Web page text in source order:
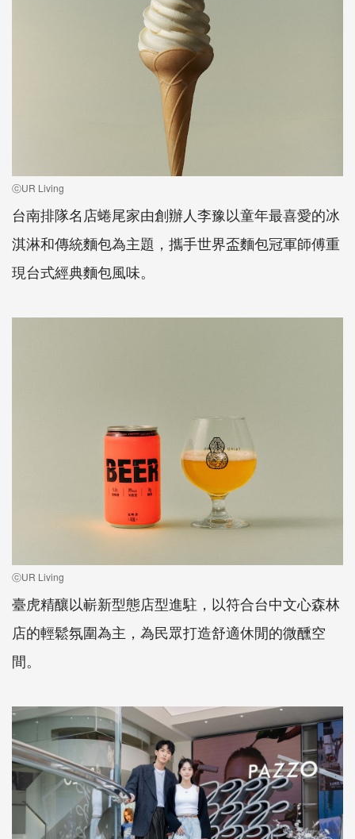
ⓒUR Living
台南排隊名店蜷尾家由創辦人李豫以童年最喜愛的冰
淇淋和傳統麵包為主題，攜手世界盃麵包冠軍師傅重
現台式經典麵包風味。
ⓒUR Living
臺虎精釀以嶄新型態店型進駐，以符合台中文心森林
店的輕鬆氛圍為主，為民眾打造舒適休閒的微醺空
間。